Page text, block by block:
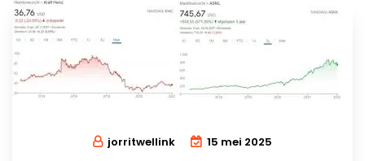
jorritwellink 15 mei 2025